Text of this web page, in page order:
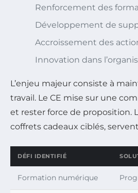
Renforcement des
Développement de
Accroissement des
Innovation dans
L’enjeu majeur consiste à
travail. Le CE mise sur une
et rester force de proposition.
coffrets cadeaux ciblés,
DÉFI IDENTIFIÉ
Formation numérique